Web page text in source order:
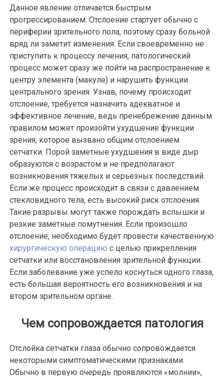
Данное явление отличается быстрым
прогрессированием. Отслоение стартует обычно с
периферии зрительного пола, поэтому сразу больной
вряд ли заметит изменения. Если своевременно не
приступить к процессу лечения, патологический
процесс может сразу же пойти на распространение к
центру элемента (макуле) и нарушить функции
центрального зрения. Узнав, почему происходит
отслоение, требуется назначить адекватное и
эффективное лечение, ведь пренебрежение данным
правилом может произойти ухудшение функции
зрения, которое вызвано общим отслоением
сетчатки. Порой заметные ухудшения в виде дыр
образуются с возрастом и не предполагают
возникновения тяжелых и серьезных последствий.
Если же процесс происходит в связи с давлением
стекловидного тела, есть высокий риск отслоения.
Такие разрывы могут также порождать вспышки и
резкие заметные помутнения. Если произошло
отслоение, необходимо будет провести качественную
хирургическую операцию с целью прикрепления
сетчатки или восстановления зрительной функции.
Если заболевание уже успело коснуться одного глаза,
есть большая вероятность его возникновения и на
втором зрительном органе.
Чем сопровождается патология
Отслойка сетчатки глаза обычно сопровождается
некоторыми симптоматическими признаками.
Обычно в первую очередь проявляются «молнии»,